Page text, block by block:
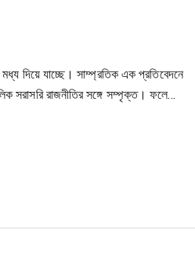
দিয়ে যাচ্ছে। সাম্প্রতিক এক প্রতিবেদনে
সরাসরি রাজনীতির সঙ্গে সম্পৃক্ত। ফলে…